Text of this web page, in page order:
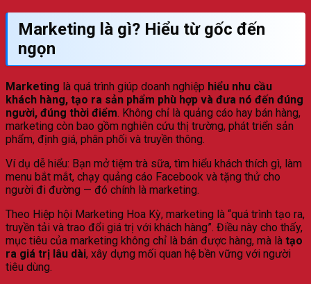
Marketing là gì? Hiểu từ gốc đến
ngọn
Marketing là quá trình giúp doanh nghiệp hiểu nhu cầu
khách hàng, tạo ra sản phẩm phù hợp và đưa nó đến đúng
người, đúng thời điểm. Không chỉ là quảng cáo hay bán hàng,
marketing còn bao gồm nghiên cứu thị trường, phát triển sản
phẩm, định giá, phân phối và truyền thông.
Ví dụ dễ hiểu: Bạn mở tiệm trà sữa, tìm hiểu khách thích gì, làm
menu bắt mắt, chạy quảng cáo Facebook và tặng thử cho
người đi đường — đó chính là marketing.
Theo Hiệp hội Marketing Hoa Kỳ, marketing là “quá trình tạo ra,
truyền tải và trao đổi giá trị với khách hàng”. Điều này cho thấy,
mục tiêu của marketing không chỉ là bán được hàng, mà là tạo
ra giá trị lâu dài, xây dựng mối quan hệ bền vững với người
tiêu dùng.